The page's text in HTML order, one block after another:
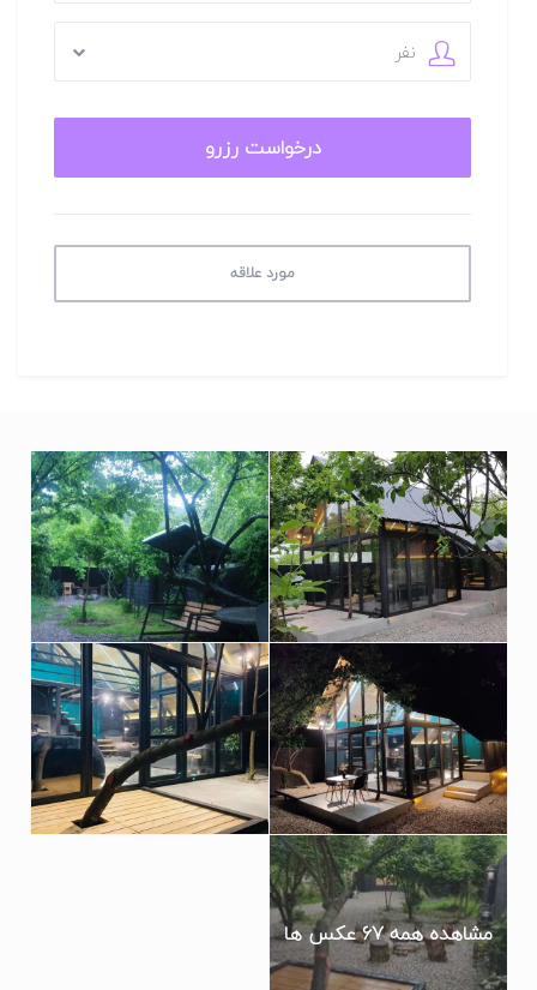
دقیقه پیاده‌روی از این کلبه جنگلی لوکس ماسال ممکن است.
کیفیت پوشش شبکه تلفن همراه در منطقه ای که این کلبه جنگلی
لاکچری ماسال در آن قرار دارد برای دو اپراتور ایرانسل و همراه اول در
مکالمه عالی و دسترسی به اینترنت به صورت 4G می باشد.
این کلبه جنگلی شیک ماسال با مناطق دیدنی ماسال همچون ییلاقات
زیبای ان مثل اولسبلنگاه و سوئه چاله حدود 30 کیلومتر، با دریا حدود
20 کیلومتر و از شهرهای دیدنی مجاور همچون فومن، ماسوله و انزلی
نفر
مورد علاقه
مشاهده همه 67 عکس ها